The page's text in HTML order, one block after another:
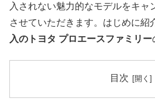
入されない魅力的なモデルをキャ
させていただきます。はじめに紹
入のトヨタ プロエースファミリー
目次